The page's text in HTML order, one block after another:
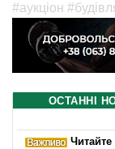
#аукціон
ОСТАННІ